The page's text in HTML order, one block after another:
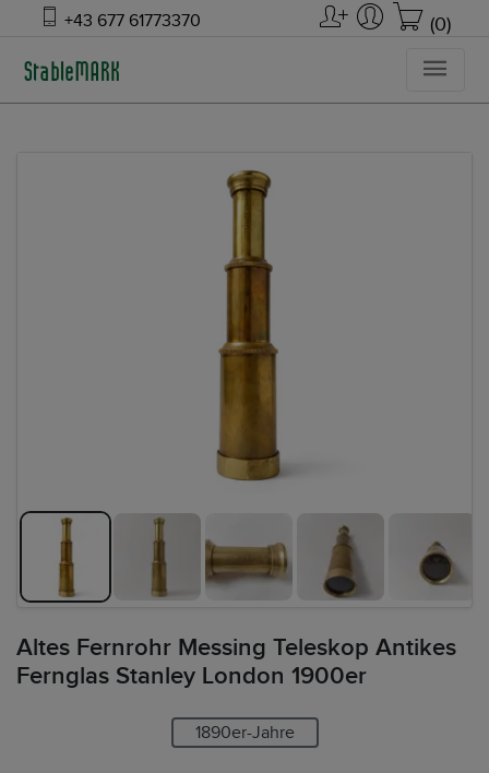
+43 677 61773370 (0)
Altes Fernrohr Messing Teleskop Antikes
Fernglas Stanley London 1900er
1890er-Jahre